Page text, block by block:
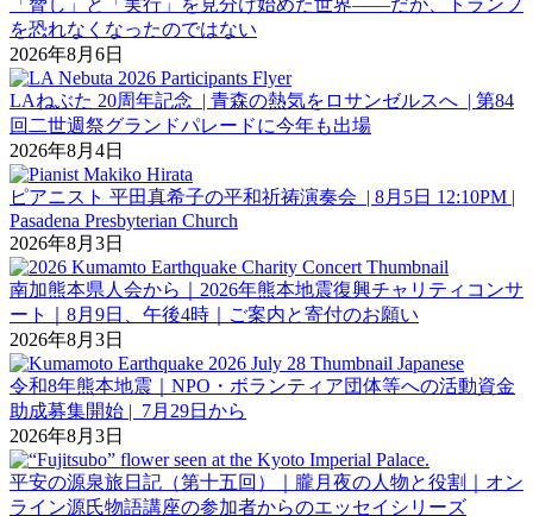
を恐れなくなったのではない
2026年8月6日
LAねぶた 20周年記念 | 青森の熱気をロサンゼルスへ | 第84
回二世週祭グランドパレードに今年も出場
2026年8月4日
ピアニスト 平田真希子の平和祈祷演奏会 | 8月5日 12:10PM |
Pasadena Presbyterian Church
2026年8月3日
南加熊本県人会から｜2026年熊本地震復興チャリティコンサ
ート｜8月9日、午後4時｜ご案内と寄付のお願い
2026年8月3日
令和8年熊本地震｜NPO・ボランティア団体等への活動資金
助成募集開始 | 7月29日から
2026年8月3日
平安の源泉旅日記（第十五回）｜朧月夜の人物と役割｜オン
ライン源氏物語講座の参加者からのエッセイシリーズ